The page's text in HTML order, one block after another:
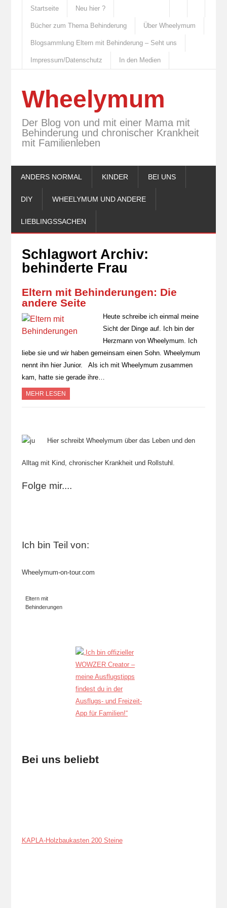
Startseite Neu hier ?
Bücher zum Thema Behinderung Über Wheelymum
Blogsammlung Eltern mit Behinderung – Seht uns
Impressum/Datenschutz In den Medien
Wheelymum
Der Blog von und mit einer Mama mit
Behinderung und chronischer Krankheit
mit Familienleben
ANDERS NORMAL KINDER BEI UNS
DIY WHEELYMUM UND ANDERE
LIEBLINGSSACHEN
Schlagwort Archiv:
behinderte Frau
Eltern mit Behinderungen: Die
andere Seite
Heute schreibe ich einmal meine
Sicht der Dinge auf. Ich bin der
Herzmann von Wheelymum. Ich
liebe sie und wir haben gemeinsam einen Sohn. Wheelymum
nennt ihn hier Junior. Als ich mit Wheelymum zusammen
kam, hatte sie gerade ihre…
MEHR LESEN
Hier schreibt Wheelymum über das Leben und den
Alltag mit Kind, chronischer Krankheit und Rollstuhl.
Folge mir....
Ich bin Teil von:
Wheelymum-on-tour.com
Eltern mit
Behinderungen
Bei uns beliebt
KAPLA-Holzbaukasten 200 Steine